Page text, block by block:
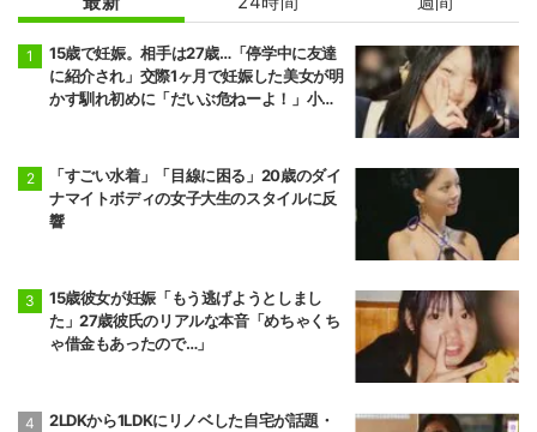
15歳で妊娠。相手は27歳…「停学中に友達
に紹介され」交際1ヶ月で妊娠した美女が明
かす馴れ初めに「だいぶ危ねーよ！」小森
「すごい水着」「目線に困る」20歳のダイ
ナマイトボディの女子大生のスタイルに反
響
15歳彼女が妊娠「もう逃げようとしまし
た」27歳彼氏のリアルな本音「めちゃくち
ゃ借金もあったので…」
2LDKから1LDKにリノベした自宅が話題・